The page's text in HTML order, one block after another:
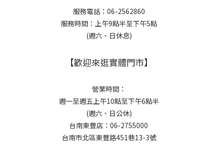
服務電話：06-2562860
服務時間：上午9點半至下午5點
(週六、日休息)
【歡迎來逛實體門市】
營業時間：
週一至週五上午10點至下午6點半
(週六、日公休)
台南東豐店：06-2755000
台南市北區東豐路451巷13-3號